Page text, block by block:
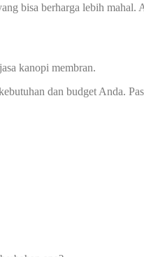
bisa berharga lebih
kanopi membran.
dan budget Anda.